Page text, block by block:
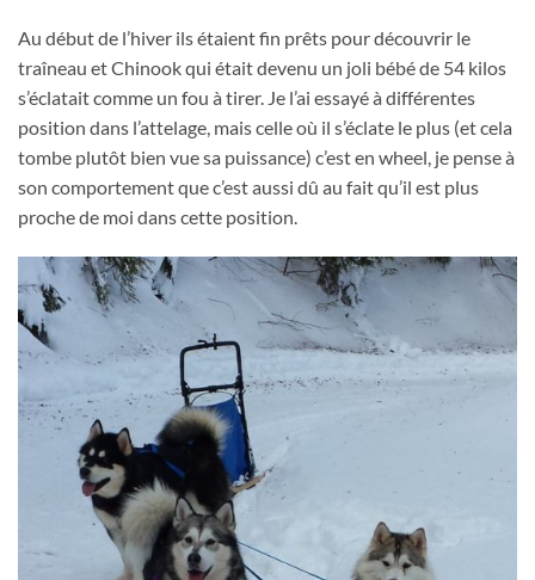
Au début de l’hiver ils étaient fin prêts pour découvrir le
traîneau et Chinook qui était devenu un joli bébé de 54 kilos
s’éclatait comme un fou à tirer. Je l’ai essayé à différentes
position dans l’attelage, mais celle où il s’éclate le plus (et cela
tombe plutôt bien vue sa puissance) c’est en wheel, je pense à
son comportement que c’est aussi dû au fait qu’il est plus
proche de moi dans cette position.